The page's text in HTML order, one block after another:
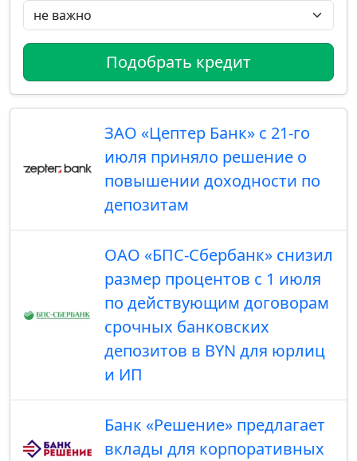
Подобрать кредит
ЗАО «Цептер Банк» с 21-го
июля приняло решение о
повышении доходности по
депозитам
ОАО «БПС-Сбербанк» снизил
размер процентов с 1 июля
по действующим договорам
срочных банковских
депозитов в BYN для юрлиц
и ИП
Банк «Решение» предлагает
вклады для корпоративных